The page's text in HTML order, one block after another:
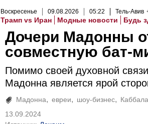
Воскресенье 09.08.2026 05:22 Тель-Авив
Трамп vs Иран Модные новости Будь
Дочери Мадонны
совместную бат-
Помимо своей духовной
Мадонна является ярой
Мадонна евреи шоу-бизнес Каббала
13.09.2024